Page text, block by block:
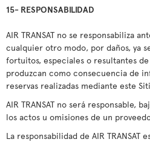
15- RESPONSABILIDAD
AIR TRANSAT no se responsabiliza
cualquier otro modo, por daños, ya
fortuitos, especiales o resultantes
produzcan como consecuencia de
reservas realizadas mediante este
AIR TRANSAT no será responsable,
los actos u omisiones de un
La responsabilidad de AIR TRANSAT